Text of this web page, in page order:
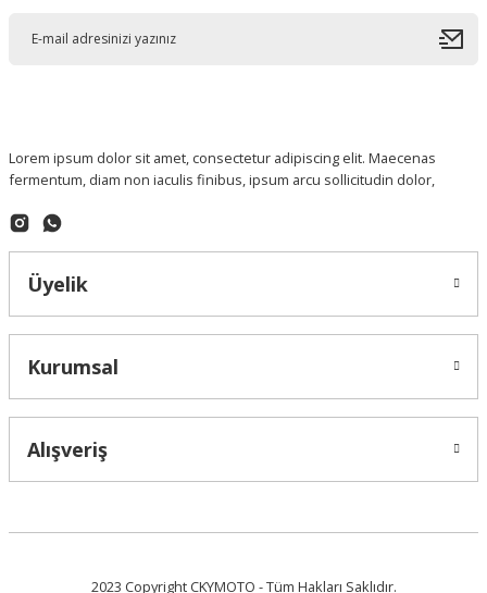
Lorem ipsum dolor sit amet, consectetur adipiscing elit. Maecenas
fermentum, diam non iaculis finibus, ipsum arcu sollicitudin dolor,
Üyelik
Kurumsal
Alışveriş
2023 Copyright CKYMOTO - Tüm Hakları Saklıdır.